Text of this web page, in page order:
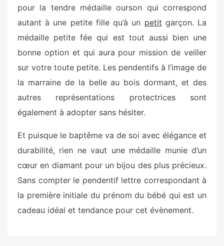
pour la tendre médaille ourson qui correspond
autant à une petite fille qu’à un petit garçon. La
médaille petite fée qui est tout aussi bien une
bonne option et qui aura pour mission de veiller
sur votre toute petite. Les pendentifs à l’image de
la marraine de la belle au bois dormant, et des
autres représentations protectrices sont
également à adopter sans hésiter.
Et puisque le baptême va de soi avec élégance et
durabilité, rien ne vaut une médaille munie d’un
cœur en diamant pour un bijou des plus précieux.
Sans compter le pendentif lettre correspondant à
la première initiale du prénom du bébé qui est un
cadeau idéal et tendance pour cet évènement.